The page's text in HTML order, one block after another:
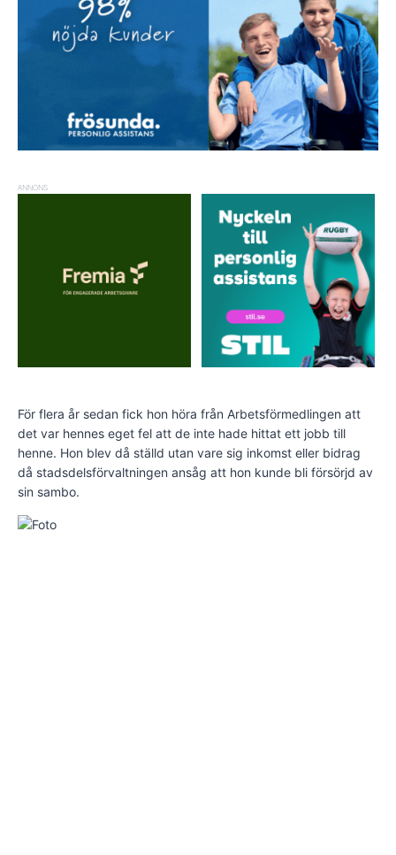
ANNONS
För flera år sedan fick hon höra från Arbetsförmedlingen att
det var hennes eget fel att de inte hade hittat ett jobb till
henne. Hon blev då ställd utan vare sig inkomst eller bidrag
då stadsdelsförvaltningen ansåg att hon kunde bli försörjd av
sin sambo.